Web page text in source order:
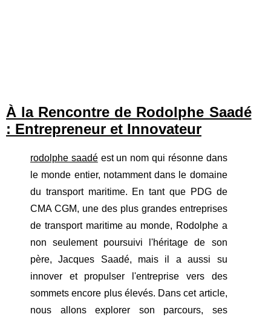
À la Rencontre de Rodolphe Saadé
: Entrepreneur et Innovateur
rodolphe saadéest un nom qui résonne dans
le monde entier, notamment dans le domaine
du transport maritime. En tant que PDG de
CMA CGM, une des plus grandes entreprises
de transport maritime au monde, Rodolphe a
non seulement poursuivi l'héritage de son
père, Jacques Saadé, mais il a aussi su
innover et propulser l'entreprise vers des
sommets encore plus élevés. Dans cet article,
nous allons explorer son parcours, ses